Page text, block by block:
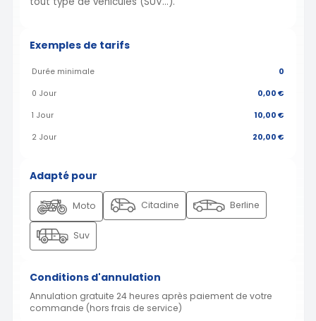
Exemples de tarifs
Durée minimale 0
0 Jour 0,00 €
1 Jour 10,00 €
2 Jour 20,00 €
Adapté pour
Moto Citadine Berline
Suv
Conditions d'annulation
Annulation gratuite 24 heures après paiement de votre
commande (hors frais de service)